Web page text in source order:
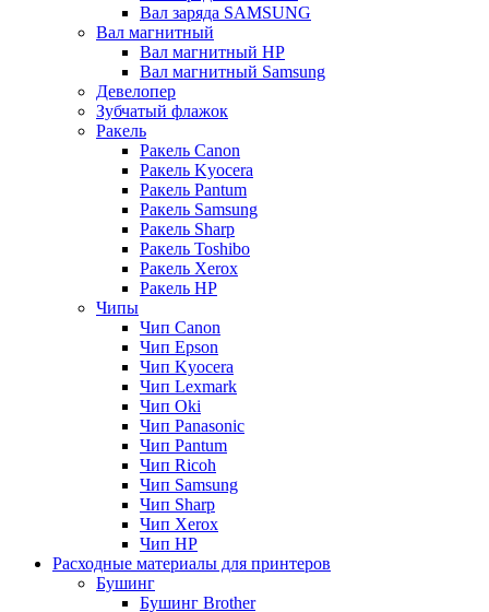
Вал заряда SAMSUNG
Вал магнитный
Вал магнитный HP
Вал магнитный Samsung
Девелопер
Зубчатый флажок
Ракель
Ракель Canon
Ракель Kyocera
Ракель Pantum
Ракель Samsung
Ракель Sharp
Ракель Toshibo
Ракель Xerox
Ракель НР
Чипы
Чип Canon
Чип Epson
Чип Kyocera
Чип Lexmark
Чип Oki
Чип Panasonic
Чип Pantum
Чип Ricoh
Чип Samsung
Чип Sharp
Чип Xerox
Чип НР
Расходные материалы для принтеров
Бушинг
Бушинг Brother